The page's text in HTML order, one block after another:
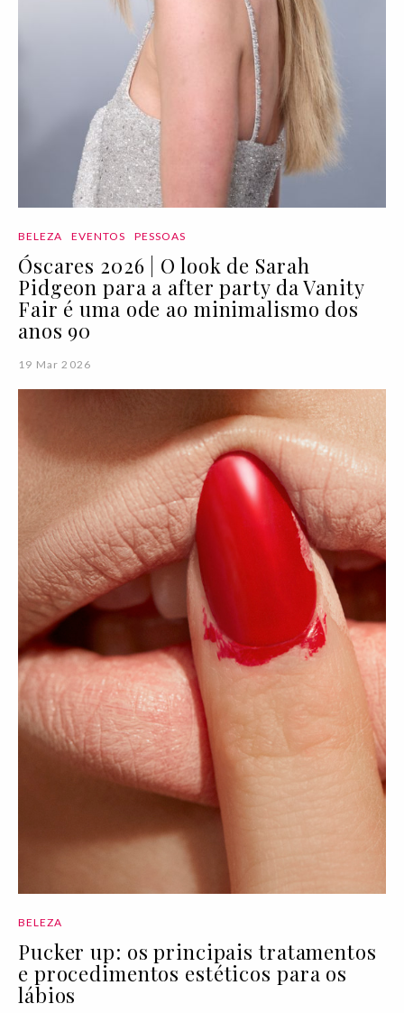
BELEZA EVENTOS PESSOAS
Óscares 2026 | O look de Sarah
Pidgeon para a after party da Vanity
Fair é uma ode ao minimalismo dos
anos 90
19 Mar 2026
BELEZA
Pucker up: os principais tratamentos
e procedimentos estéticos para os
lábios